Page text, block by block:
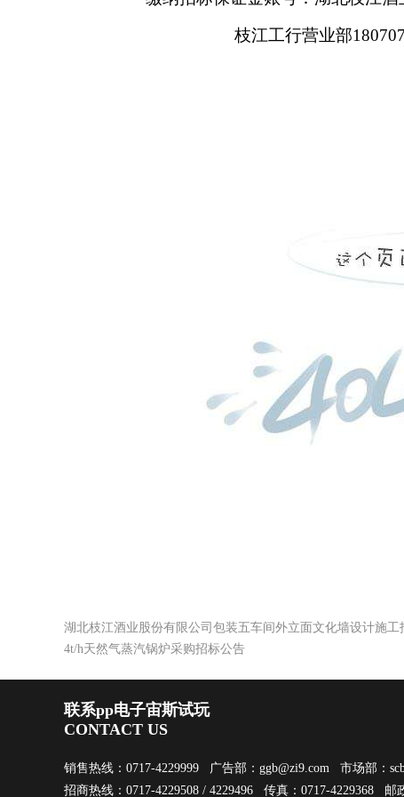
枝江工行营业部
湖北枝江酒业股份有限公司包装五车间外立面文化墙设计施工
4t/h天然气蒸汽锅炉采购招标公告
联系pp电子宙斯试玩
CONTACT US
销售热线：0717-4229999 广告部： ggb@zi9.com 市场部：
招商热线：0717-4229508 / 4229496 传真：0717-4229368 邮